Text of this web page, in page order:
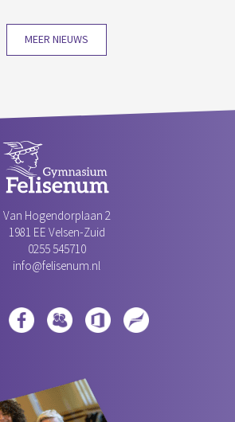
MEER NIEUWS
Van Hogendorplaan 2
1981 EE Velsen-Zuid‎
0255 545710
info@felisenum.nl